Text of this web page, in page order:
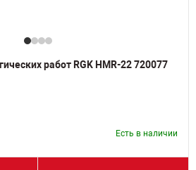
работ RGK HMR-22 720077
Есть в наличии